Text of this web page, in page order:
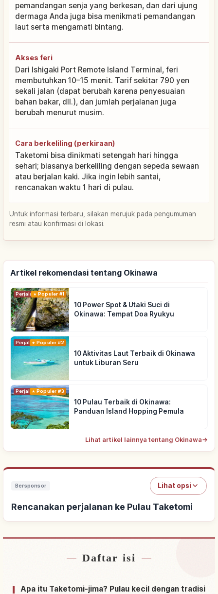
pemandangan senja yang berkesan, dan dari ujung
dermaga Anda juga bisa menikmati pemandangan
laut serta mengamati bintang.
Akses feri
Dari Ishigaki Port Remote Island Terminal, feri
membutuhkan 10–15 menit. Tarif sekitar 790 yen
sekali jalan (dapat berubah karena penyesuaian
bahan bakar, dll.), dan jumlah perjalanan juga
berubah menurut musim.
Cara berkeliling (perkiraan)
Taketomi bisa dinikmati setengah hari hingga
sehari; biasanya berkeliling dengan sepeda sewaan
atau berjalan kaki. Jika ingin lebih santai,
rencanakan waktu 1 hari di pulau.
Untuk informasi terbaru, silakan merujuk pada pengumuman
resmi atau konfirmasi di lokasi.
Artikel rekomendasi tentang Okinawa
PerjalananPopuler #1
10 Power Spot & Utaki Suci di
Okinawa: Tempat Doa Ryukyu
PerjalananPopuler #2
10 Aktivitas Laut Terbaik di Okinawa
untuk Liburan Seru
PerjalananPopuler #3
10 Pulau Terbaik di Okinawa:
Panduan Island Hopping Pemula
Lihat artikel lainnya tentang Okinawa→
Bersponsor Lihat opsi
Rencanakan perjalanan ke Pulau Taketomi
Cari penginapan dekat Pulau Taketomi
Cari aktivitas di Pulau Taketomi↗
Daftar isi
Apa itu Taketomi-jima? Pulau kecil dengan tradisi